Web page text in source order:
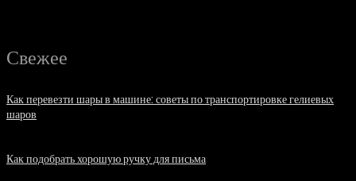
Свежее
Как перевезти шары в машине: советы по транспортировке гелиевых
шаров
Как подобрать хорошую ручку для письма